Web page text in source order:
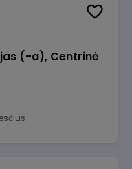
(-a), Centrinė